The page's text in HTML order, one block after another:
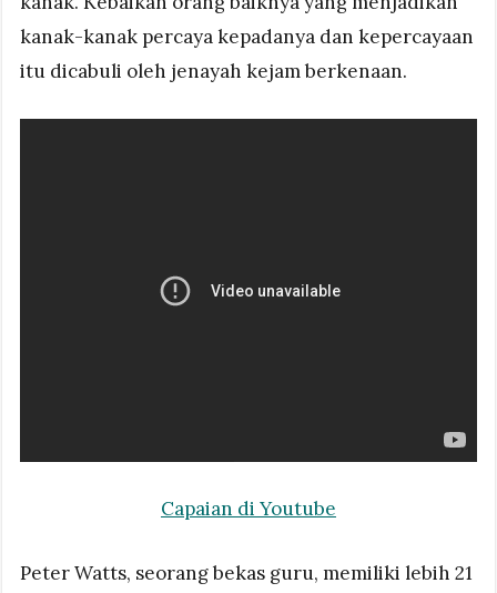
kanak-kanak percaya kepadanya dan kepercayaan
itu dicabuli oleh jenayah kejam berkenaan.
Capaian di Youtube
Peter Watts, seorang bekas guru, memiliki lebih 21